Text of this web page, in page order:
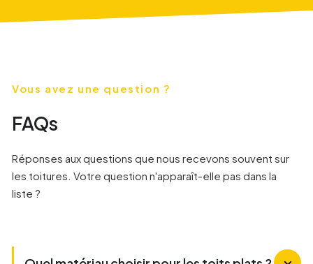
Vous avez une question ?
FAQs
Réponses aux questions que nous recevons souvent sur
les toitures. Votre question n'apparaît-elle pas dans la
liste ?